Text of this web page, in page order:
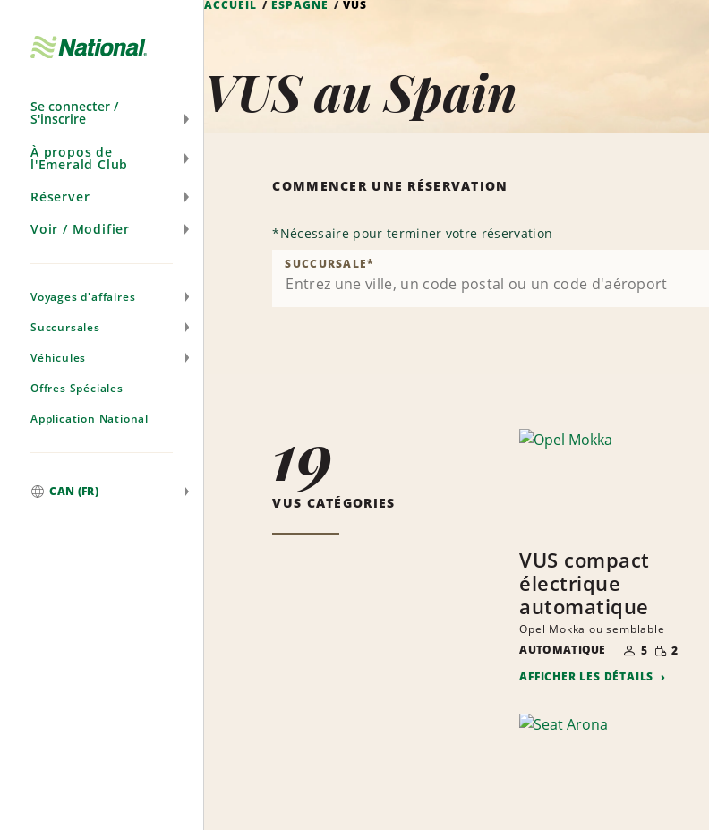
navigation
Se connecter /
S'inscrire
À propos de
l'Emerald Club
Réserver
Voir / Modifier
Voyages d'affaires
Succursales
Véhicules
Offres Spéciales
Application National
CAN (FR)
ACCUEIL ESPAGNE VUS
VUS au Spain
COMMENCER UNE RÉSERVATION
*Nécessaire pour terminer votre réservation
SUCCURSALE*
19
VUS CATÉGORIES
VUS compact
électrique
automatique
Opel Mokka ou semblable
AUTOMATIQUE
NOMBRE DE
PERSONNES
5 QUANTITÉ
RÉDUITE
2
AFFICHER LES DÉTAILS